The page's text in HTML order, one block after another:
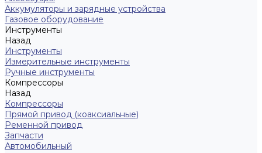
Аккумуляторы и зарядные устройства
Газовое оборудование
Инструменты
Назад
Инструменты
Измерительные инструменты
Ручные инструменты
Компрессоры
Назад
Компрессоры
Прямой привод (коаксиальные)
Ременной привод
Запчасти
Автомобильный